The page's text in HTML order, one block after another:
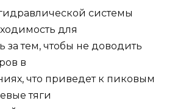
системы
для
за тем, чтобы не доводить
в
что приведет к пиковым
тяги